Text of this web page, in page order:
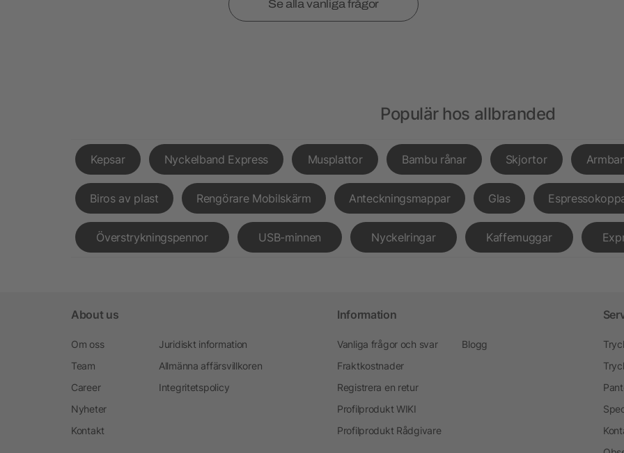
Se alla vanliga frågor
Populär hos allbranded
Kepsar Nyckelband Express Musplattor Bambu rånar Skjortor
Biros av plast Rengörare Mobilskärm Anteckningsmappar Glas
Överstrykningspennor USB-minnen Nyckelringar Kaffemuggar
About us
Om oss
Team
Career
Nyheter
Kontakt
Juridiskt information
Allmänna affärsvillkoren
Integritetspolicy
Information
Vanliga frågor och svar
Fraktkostnader
Registrera en retur
Profilprodukt WIKI
Profilprodukt Rådgivare
Blogg